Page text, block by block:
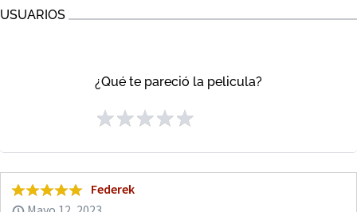
USUARIOS
¿Qué te pareció la pelicula?
Federek